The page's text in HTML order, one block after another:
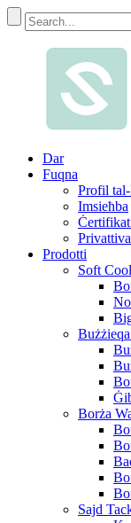
Dar
Fuqna
Profil
Imsieħba
Prodotti
Soft
Borża
Sajd